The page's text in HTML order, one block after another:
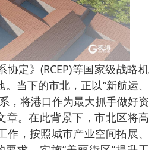
定》(RCEP)等国家级战略机
当下的市北，正以“新航运、
，将港口作为最大抓手做好资
章。在此背景下，市北区将高
，按照城市产业空间拓展、